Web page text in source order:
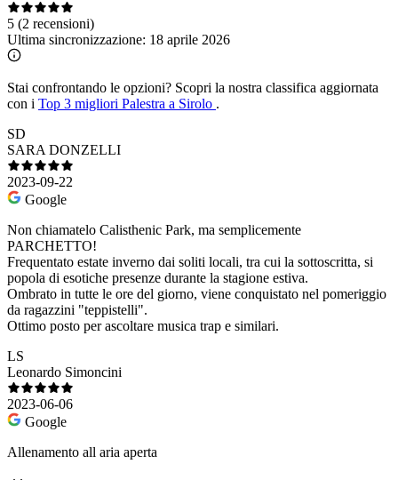
5 (2 recensioni)
Ultima sincronizzazione: 18 aprile 2026
Stai confrontando le opzioni? Scopri la nostra classifica aggiornata
con i Top 3 migliori Palestra a Sirolo .
SD
SARA DONZELLI
2023-09-22
Google
Non chiamatelo Calisthenic Park, ma semplicemente
PARCHETTO!
Frequentato estate inverno dai soliti locali, tra cui la sottoscritta, si
popola di esotiche presenze durante la stagione estiva.
Ombrato in tutte le ore del giorno, viene conquistato nel pomeriggio
da ragazzini "teppistelli".
Ottimo posto per ascoltare musica trap e similari.
LS
Leonardo Simoncini
2023-06-06
Google
Allenamento all aria aperta